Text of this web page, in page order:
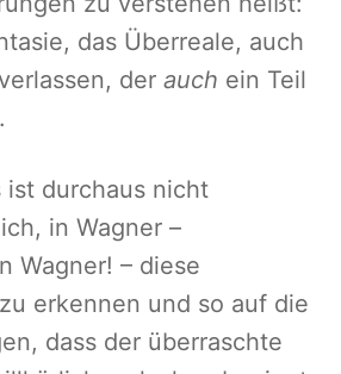
das Überreale, auch
der auch ein Teil
ist durchaus nicht
in Wagner –
Wagner! – diese
erkennen und so auf die
dass der überraschte